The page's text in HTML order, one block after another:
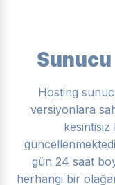
Hosting
versiyonlara
gün 24 saat
herhangi bir